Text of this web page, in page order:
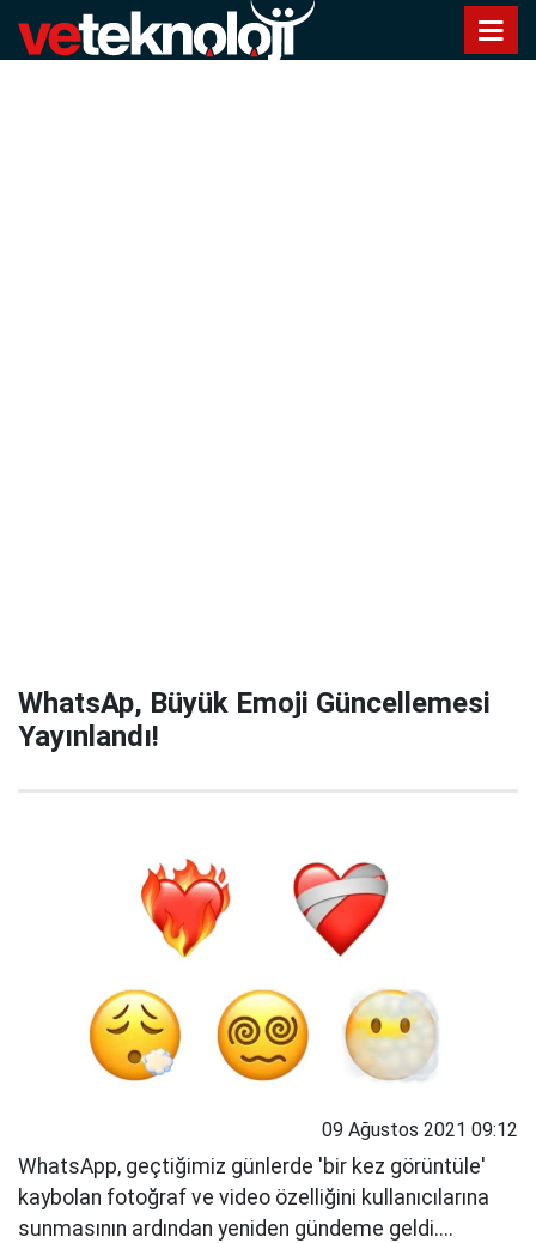
WhatsAp, Büyük Emoji Güncellemesi
Yayınlandı!
09 Ağustos 2021 09:12
WhatsApp, geçtiğimiz günlerde 'bir kez görüntüle'
kaybolan fotoğraf ve video özelliğini kullanıcılarına
sunmasının ardından yeniden gündeme geldi....